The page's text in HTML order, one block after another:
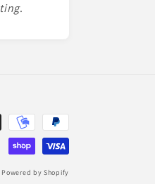
.
Powered by Shopify